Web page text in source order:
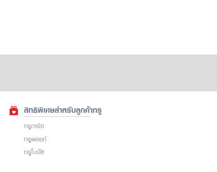
สิทธิพิเศษสำหรับลูกค้าทรู
ทรูการ์ด
ทรูพอยท์
ทรูโบนัส